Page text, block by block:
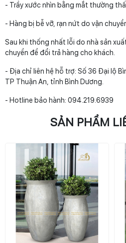
- Trầy xước nhìn bằng mắt thường
- Hàng bị bễ vỡ, rạn nứt do vận
Sau khi thống nhất lỗi do nhà sản
chuyển để đổi trả hàng cho khách.
- Địa chỉ liên hệ hỗ trợ: Số 36 Đại lộ
TP Thuận An, tỉnh Bình Dương.
- Hotline bảo hành: 094.219.6939
SẢN PHẨM